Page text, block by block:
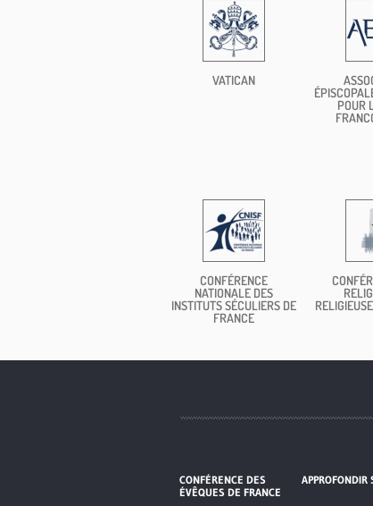
VATICAN
POUR
CONFÉRENCE
NATIONALE DES
INSTITUTS SÉCULIERS DE
FRANCE
CONFÉRENCE DES
ÉVÊQUES DE FRANCE
APPROFONDIR